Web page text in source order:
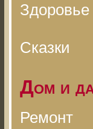
Здоровье
Сказки
Дом и
Ремонт